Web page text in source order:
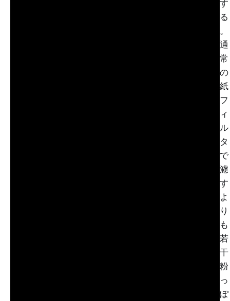
す
る
。
通
常
の
紙
フ
ィ
ル
タ
で
濾
す
よ
り
も
若
干
粉
っ
ぽ